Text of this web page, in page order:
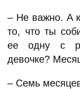
– Не важно. А
то, что ты
ее одну с
девочке?
– Семь